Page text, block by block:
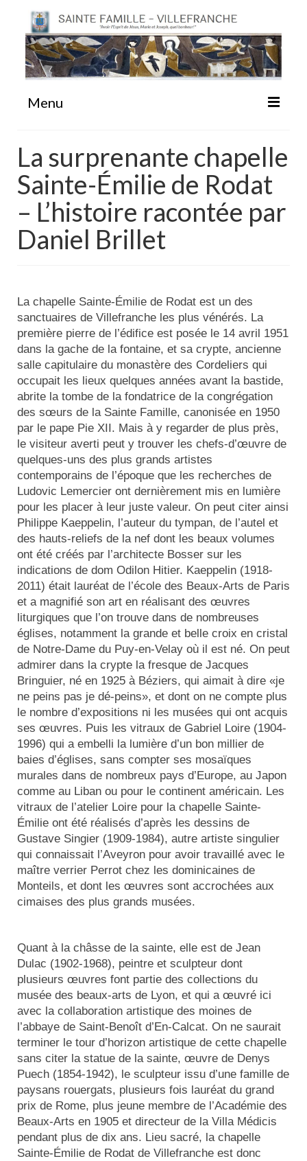
Menu
Sainte Emilie
La Congrégation
Actualités
Tutelle
La surprenante chapelle
Sainte-Émilie de Rodat
– L’histoire racontée par
Daniel Brillet
La chapelle Sainte-Émilie de Rodat est un des
sanctuaires de Villefranche les plus vénérés. La
première pierre de l’édifice est posée le 14 avril 1951
dans la gache de la fontaine, et sa crypte, ancienne
salle capitulaire du monastère des Cordeliers qui
occupait les lieux quelques années avant la bastide,
abrite la tombe de la fondatrice de la congrégation
des sœurs de la Sainte Famille, canonisée en 1950
par le pape Pie XII. Mais à y regarder de plus près,
le visiteur averti peut y trouver les chefs-d’œuvre de
quelques-uns des plus grands artistes
contemporains de l’époque que les recherches de
Ludovic Lemercier ont dernièrement mis en lumière
pour les placer à leur juste valeur. On peut citer ainsi
Philippe Kaeppelin, l’auteur du tympan, de l’autel et
des hauts-reliefs de la nef dont les beaux volumes
ont été créés par l’architecte Bosser sur les
indications de dom Odilon Hitier. Kaeppelin (1918-
2011) était lauréat de l’école des Beaux-Arts de Paris
et a magnifié son art en réalisant des œuvres
liturgiques que l’on trouve dans de nombreuses
églises, notamment la grande et belle croix en cristal
de Notre-Dame du Puy-en-Velay où il est né. On peut
admirer dans la crypte la fresque de Jacques
Bringuier, né en 1925 à Béziers, qui aimait à dire «je
ne peins pas je dé-peins», et dont on ne compte plus
le nombre d’expositions ni les musées qui ont acquis
ses œuvres. Puis les vitraux de Gabriel Loire (1904-
1996) qui a embelli la lumière d’un bon millier de
baies d’églises, sans compter ses mosaïques
murales dans de nombreux pays d’Europe, au Japon
comme au Liban ou pour le continent américain. Les
vitraux de l’atelier Loire pour la chapelle Sainte-
Émilie ont été réalisés d’après les dessins de
Gustave Singier (1909-1984), autre artiste singulier
qui connaissait l’Aveyron pour avoir travaillé avec le
maître verrier Perrot chez les dominicaines de
Monteils, et dont les œuvres sont accrochées aux
cimaises des plus grands musées.
Quant à la châsse de la sainte, elle est de Jean
Dulac (1902-1968), peintre et sculpteur dont
plusieurs œuvres font partie des collections du
musée des beaux-arts de Lyon, et qui a œuvré ici
avec la collaboration artistique des moines de
l’abbaye de Saint-Benoît d’En-Calcat. On ne saurait
terminer le tour d’horizon artistique de cette chapelle
sans citer la statue de la sainte, œuvre de Denys
Puech (1854-1942), le sculpteur issu d’une famille de
paysans rouergats, plusieurs fois lauréat du grand
prix de Rome, plus jeune membre de l’Académie des
Beaux-Arts en 1905 et directeur de la Villa Médicis
pendant plus de dix ans. Lieu sacré, la chapelle
Sainte-Émilie de Rodat de Villefranche est donc